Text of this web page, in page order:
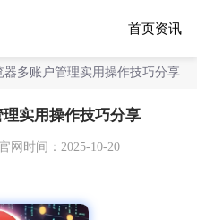
首页资讯
器多账户管理实用操作技巧分享
实用操作技巧分享
网 时间：2025-10-20